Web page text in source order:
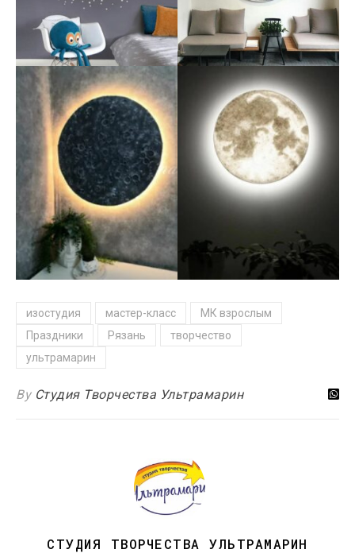
изостудия мастер-класс
МК взрослым
Праздники
Рязань
творчество
ультрамарин
By Студия Творчества Ультрамарин
СТУДИЯ ТВОРЧЕСТВА УЛЬТРАМАРИН